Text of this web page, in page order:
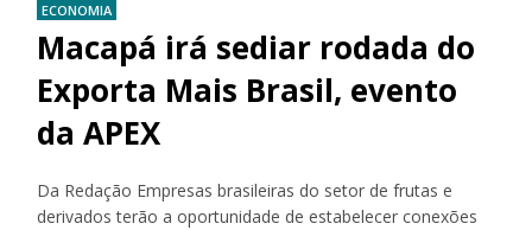
ECONOMIA
Macapá irá sediar rodada do
Exporta Mais Brasil, evento
da APEX
Da Redação Empresas brasileiras do setor de frutas e
derivados terão a oportunidade de estabelecer conexões